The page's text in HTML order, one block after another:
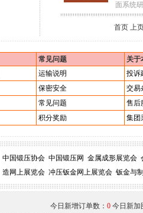
面系统
首页 上
常见问题
关于
运输说明
投诉
保密安全
交易
常见问题
售后
积分奖励 集团
中国锻压协会 中国锻压网 金属成形展览会
造网上展览会 冲压钣金网上展览会 钣金与
今日新增订单数： 0今日新加